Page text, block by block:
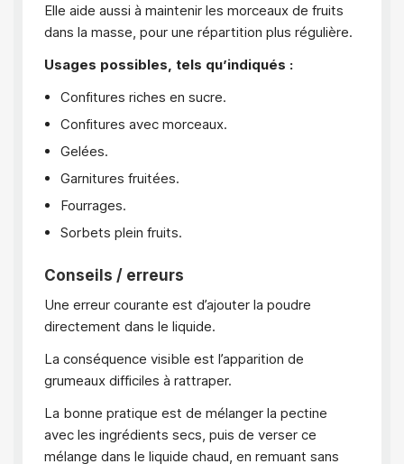
Elle aide aussi à maintenir les morceaux de fruits
dans la masse, pour une répartition plus régulière.
Usages possibles, tels qu’indiqués :
Confitures riches en sucre.
Confitures avec morceaux.
Gelées.
Garnitures fruitées.
Fourrages.
Sorbets plein fruits.
Conseils / erreurs
Une erreur courante est d’ajouter la poudre
directement dans le liquide.
La conséquence visible est l’apparition de
grumeaux difficiles à rattraper.
La bonne pratique est de mélanger la pectine
avec les ingrédients secs, puis de verser ce
mélange dans le liquide chaud, en remuant sans